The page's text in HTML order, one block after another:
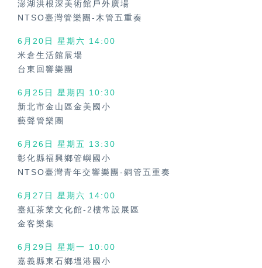
澎湖洪根深美術館戶外廣場
NTSO臺灣管樂團-木管五重奏
6月20日 星期六 14:00
米倉生活館展場
台東回響樂團
6月25日 星期四
10:30
新北市金山區金美國小
藝聲管樂團
6月26日 星期五
13:30
彰化縣福興鄉管嶼國小
NTSO臺灣青年交響樂團-銅管五重奏
6月27日 星期六 14:00
臺紅茶業文化館-2樓常設展區
金客樂集
6月29日 星期一 10:00
嘉義縣東石鄉塭港國小